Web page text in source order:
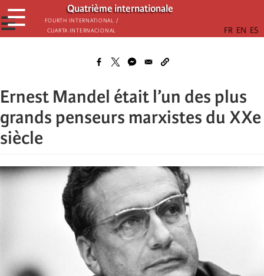
Passar
para
o
Quatrième internationale
Fourth International /
Cuarta Internacional
☰
☰
Ernest Mandel était l’un des plus
grands penseurs marxistes du XXe
siècle